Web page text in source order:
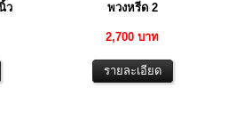
ว พวงหรีด 2
2,700 บาท